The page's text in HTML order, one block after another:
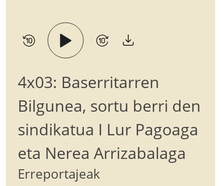
4x03: Baserritarren
Bilgunea, sortu berri den
sindikatua I Lur Pagoaga
eta Nerea Arrizabalaga
Erreportajeak